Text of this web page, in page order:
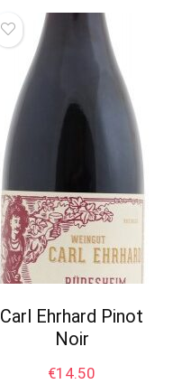
Carl Ehrhard Pinot
Noir
€14.50